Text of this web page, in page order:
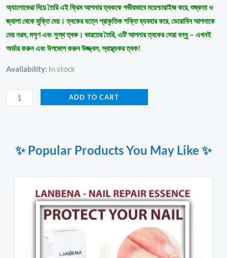
অ্যালোভেরা দিয়ে তৈরি এই ক্রিম আপনার ত্বককে গভীরভাবে ময়েশ্চারাইজ করে, শুষ্কতা ও
জ্বালা থেকে মুক্তি দেয়। ত্বকের যত্নে প্রাকৃতিক শক্তি ব্যবহার করে, ডেরোবিন আপনাকে
দেয় নরম, মসৃণ এবং সুস্থ ত্বক। ভারতের তৈরি, এটি আপনার ত্বকের সেরা বন্ধু – এখনই
অর্ডার করুন এবং উপভোগ করুন উজ্জ্বল, স্বাস্থ্যকর ত্বক!
Availability: In stock
ADD TO CART
✨ Popular Products You May Like ✨